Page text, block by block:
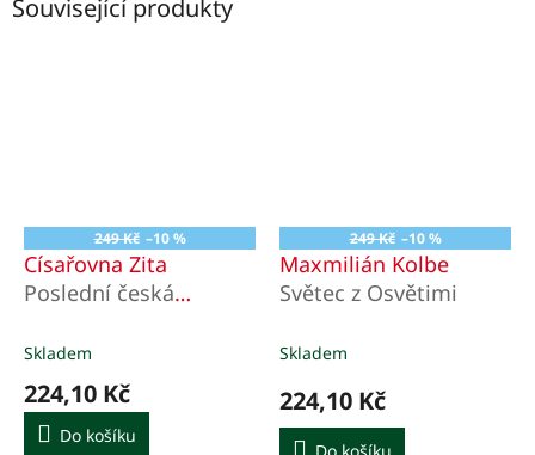
Související produkty
249 Kč –10 %
Císařovna Zita
Poslední česká
Skladem
224,10 Kč
Do košíku
249 Kč –10 %
Maxmilián Kolbe
Světec z Osvětimi
Skladem
224,10 Kč